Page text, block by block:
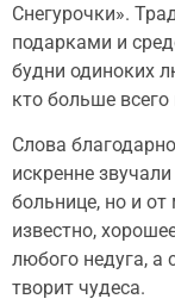
Снегурочки».
подарками и
будни одиноких
кто больше
Слова
искренне
больнице, но и
известно,
любого недуга, а
творит чудеса.